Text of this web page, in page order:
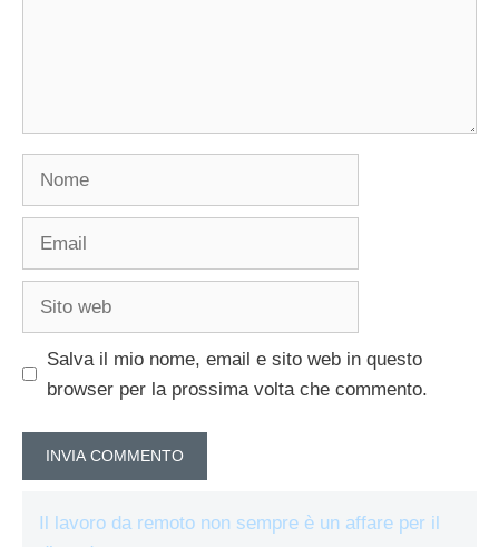
Salva il mio nome, email e sito web in questo
browser per la prossima volta che commento.
Il lavoro da remoto non sempre è un affare per il